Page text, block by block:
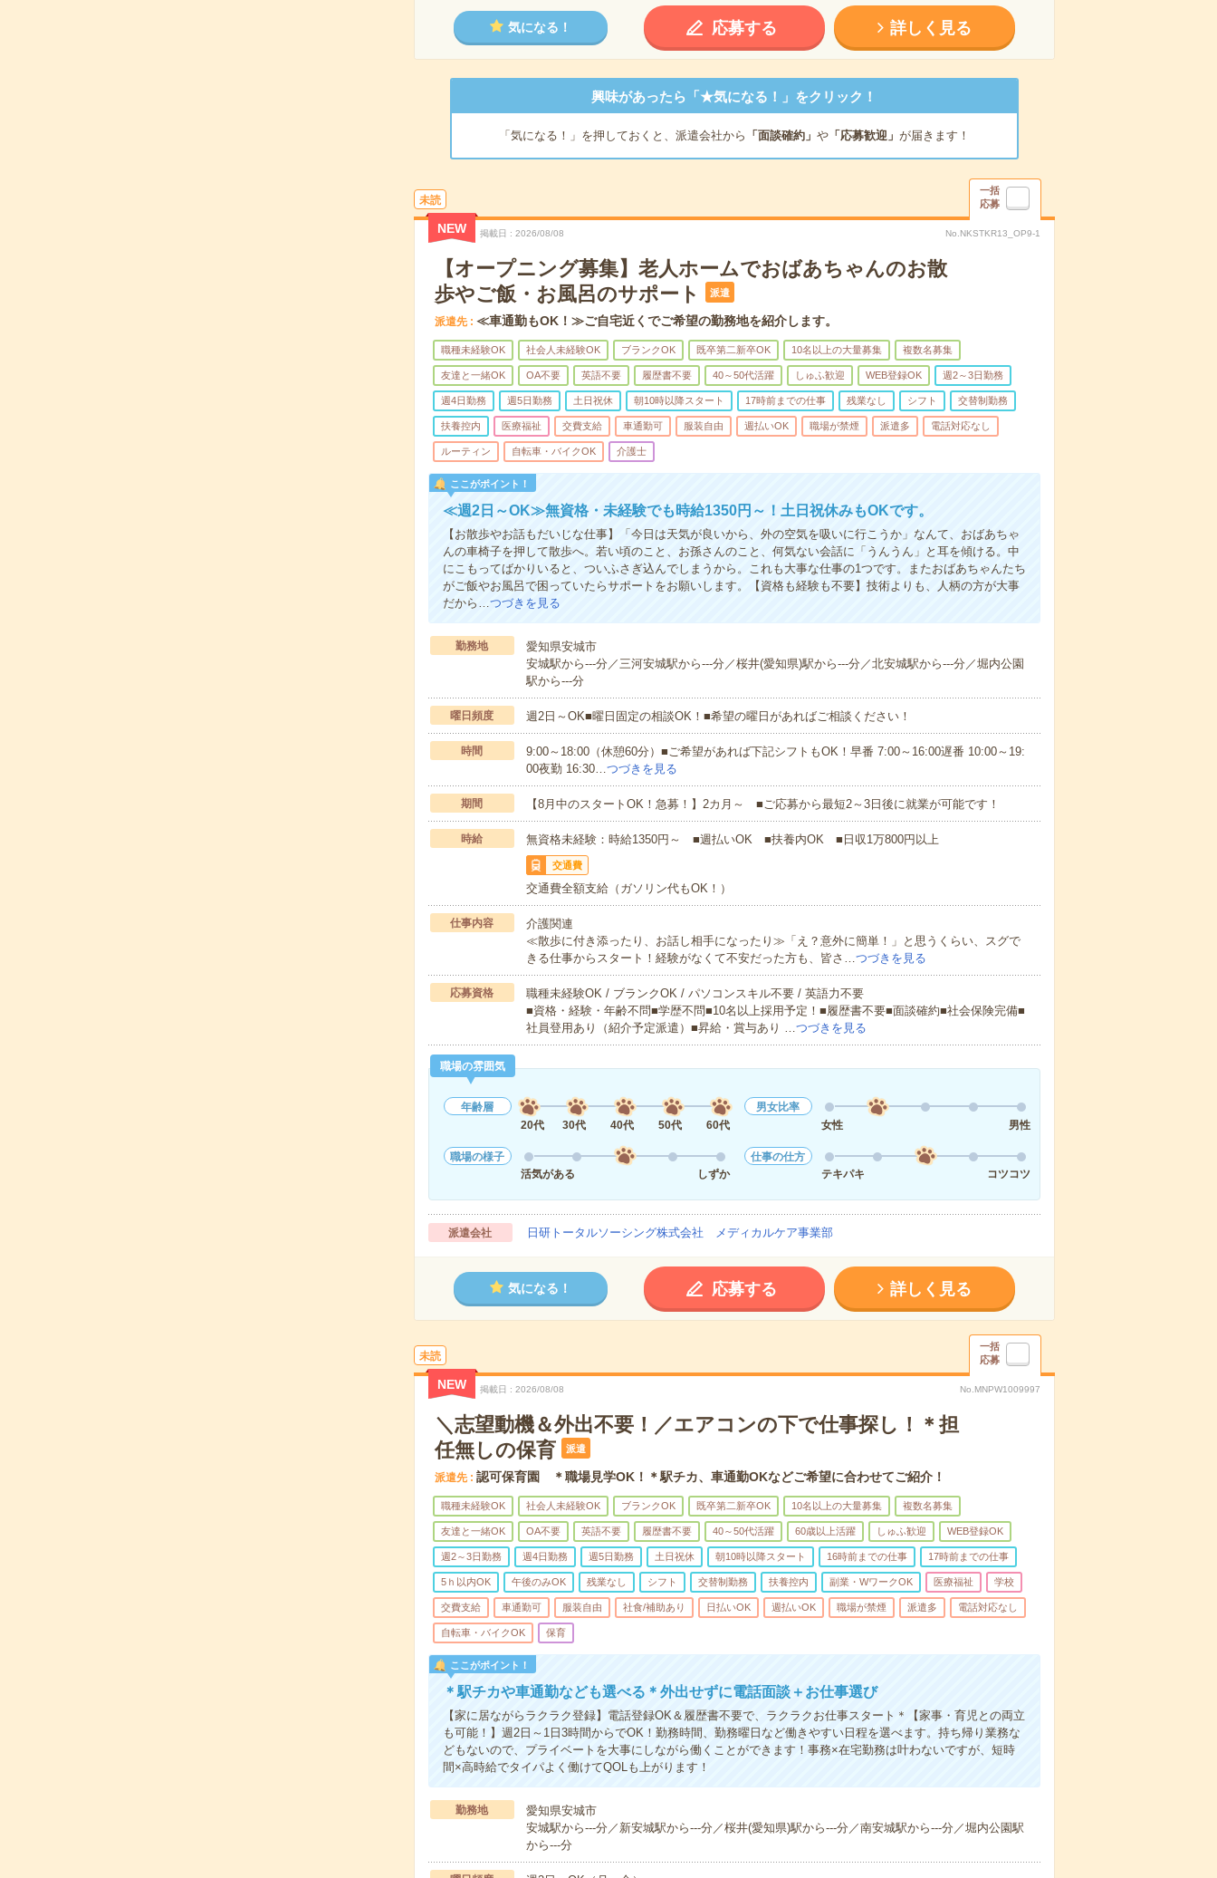
気になる！ 応募する 詳しく見る
興味があったら「★気になる！」をクリック！
「気になる！」を押しておくと、派遣会社から 「面談確約」 や「応募歓迎」 が届きます！
未読
一括
応募
NEW 掲載日 2026/08/08 No.NKSTKR13_OP9-1
【オープニング募集】老人ホームでおばあちゃんのお散
歩やご飯・お風呂のサポート
派遣
派遣先 ≪車通勤もOK！≫ご自宅近くでご希望の勤務地を紹介します。
職種未経験OK 社会人未経験OK ブランクOK 既卒第二新卒OK 10名以上の大量募集 複数名募集
友達と一緒OK OA不要 英語不要 履歴書不要 40～50代活躍 しゅふ歓迎 WEB登録OK 週2～3日勤務
週4日勤務 週5日勤務 土日祝休 朝10時以降スタート 17時前までの仕事 残業なし シフト 交替制勤務
扶養控内 医療福祉 交費支給 車通勤可 服装自由 週払いOK 職場が禁煙 派遣多 電話対応なし
ルーティン 自転車・バイクOK 介護士
ここがポイント！
≪週2日～OK≫無資格・未経験でも時給1350円～！土日祝休みもOKです。
【お散歩やお話もだいじな仕事】「今日は天気が良いから、外の空気を吸いに行こうか」なんて、おばあちゃ
んの車椅子を押して散歩へ。若い頃のこと、お孫さんのこと、何気ない会話に「うんうん」と耳を傾ける。中
にこもってばかりいると、ついふさぎ込んでしまうから。これも大事な仕事の1つです。またおばあちゃんたち
がご飯やお風呂で困っていたらサポートをお願いします。【資格も経験も不要】技術よりも、人柄の方が大事
だから…つづきを見る
勤務地
愛知県安城市
安城駅から---分／三河安城駅から---分／桜井(愛知県)駅から---分／北安城駅から---分／堀内公園
駅から---分
曜日頻度 週2日～OK■曜日固定の相談OK！■希望の曜日があればご相談ください！
時間
9:00～18:00（休憩60分）■ご希望があれば下記シフトもOK！早番 7:00～16:00遅番 10:00～19:
00夜勤 16:30…つづきを見る
期間 【8月中のスタートOK！急募！】2カ月～ ■ご応募から最短2～3日後に就業が可能です！
時給 無資格未経験：時給1350円～ ■週払いOK ■扶養内OK ■日収1万800円以上
交通費
交通費全額支給（ガソリン代もOK！）
仕事内容
介護関連
≪散歩に付き添ったり、お話し相手になったり≫「え？意外に簡単！」と思うくらい、スグで
きる仕事からスタート！経験がなくて不安だった方も、皆さ…つづきを見る
応募資格
職種未経験OK / ブランクOK / パソコンスキル不要 / 英語力不要
■資格・経験・年齢不問■学歴不問■10名以上採用予定！■履歴書不要■面談確約■社会保険完備■
社員登用あり（紹介予定派遣）■昇給・賞与あり …つづきを見る
職場の雰囲気
年齢層
20代
30代 40代 50代 60代
男女比率
女性
男性
職場の様子
活気がある
しずか
仕事の仕方
テキパキ
コツコツ
派遣会社 日研トータルソーシング株式会社 メディカルケア事業部
気になる！ 応募する 詳しく見る
未読
一括
応募
NEW 掲載日 2026/08/08 No.MNPW1009997
＼志望動機＆外出不要！／エアコンの下で仕事探し！＊担
任無しの保育
派遣
派遣先 認可保育園 ＊職場見学OK！＊駅チカ、車通勤OKなどご希望に合わせてご紹介！
職種未経験OK 社会人未経験OK ブランクOK 既卒第二新卒OK 10名以上の大量募集 複数名募集
友達と一緒OK OA不要 英語不要 履歴書不要 40～50代活躍 60歳以上活躍 しゅふ歓迎 WEB登録OK
週2～3日勤務 週4日勤務 週5日勤務 土日祝休 朝10時以降スタート 16時前までの仕事 17時前までの仕事
5ｈ以内OK 午後のみOK 残業なし シフト 交替制勤務 扶養控内 副業・WワークOK 医療福祉 学校
交費支給 車通勤可 服装自由 社食/補助あり 日払いOK 週払いOK 職場が禁煙 派遣多 電話対応なし
自転車・バイクOK 保育
ここがポイント！
＊駅チカや車通勤なども選べる＊外出せずに電話面談＋お仕事選び
【家に居ながらラクラク登録】電話登録OK＆履歴書不要で、ラクラクお仕事スタート＊【家事・育児との両立
も可能！】週2日～1日3時間からでOK！勤務時間、勤務曜日など働きやすい日程を選べます。持ち帰り業務な
どもないので、プライベートを大事にしながら働くことができます！事務×在宅勤務は叶わないですが、短時
間×高時給でタイパよく働けてQOLも上がります！
勤務地
愛知県安城市
安城駅から---分／新安城駅から---分／桜井(愛知県)駅から---分／南安城駅から---分／堀内公園駅
から---分